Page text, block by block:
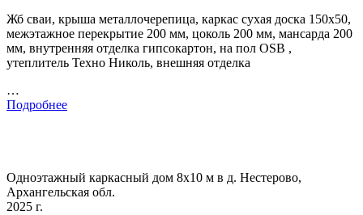
Жб сваи, крыша металлочерепица, каркас сухая доска 150х50,
межэтажное перекрытие 200 мм, цоколь 200 мм, мансарда 200
мм, внутренняя отделка гипсокартон, на пол OSB ,
утеплитель Техно Николь, внешняя отделка
…
Подробнее
Одноэтажный каркасный дом 8х10 м в д. Нестерово,
Архангельская обл.
2025 г.